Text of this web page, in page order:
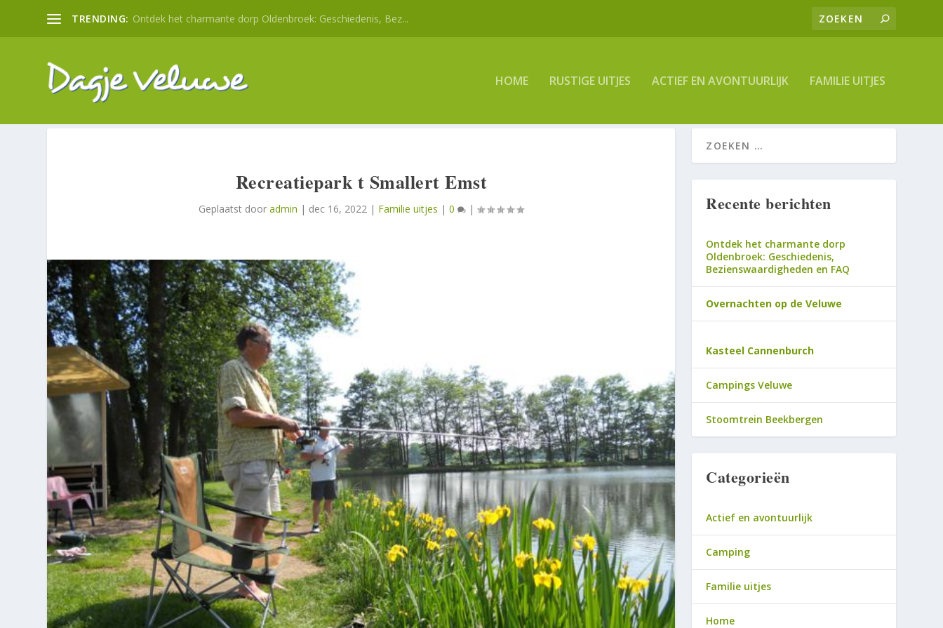
TRENDING: Ontdek het charmante dorp Oldenbroek: Geschiedenis, Bez...
HOME RUSTIGE UITJES ACTIEF EN AVONTUURLIJK FAMILIE UITJES
Recreatiepark t Smallert Emst
Geplaatst dooradmin | dec 16, 2022 | Familie uitjes |0 | Recente berichten
Ontdek het charmante dorp
Oldenbroek: Geschiedenis,
Bezienswaardigheden en FAQ
Overnachten op de Veluwe
Kasteel Cannenburch
Campings Veluwe
Stoomtrein Beekbergen
Categorieën
Actief en avontuurlijk
Camping
Familie uitjes
Home